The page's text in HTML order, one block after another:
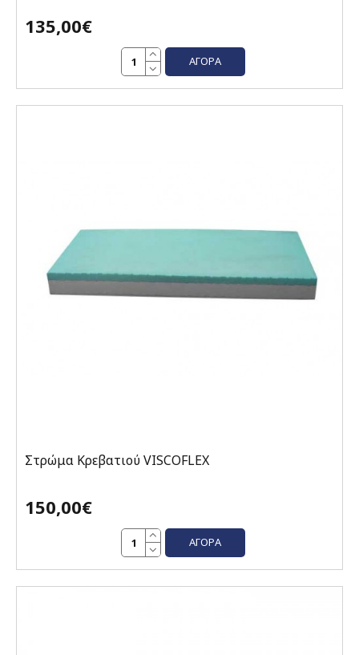
135,00€
ΑΓΟΡΆ
Στρώμα Κρεβατιού VISCOFLEX
150,00€
ΑΓΟΡΆ